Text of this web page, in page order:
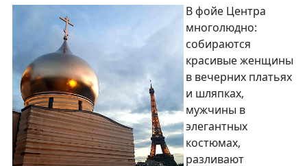
В фойе Центра
многолюдно:
собираются
красивые женщины
в вечерних платьях
и шляпках,
мужчины в
элегантных
костюмах,
разливают